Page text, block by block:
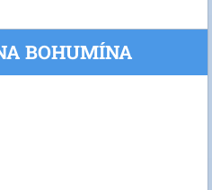
BOHUMÍNA